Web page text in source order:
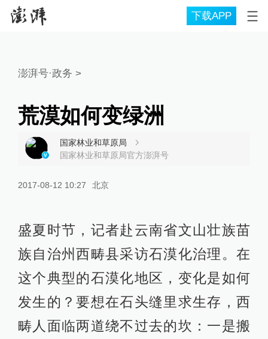
下载APP
澎湃号·政务 >
荒漠如何变绿洲
国家林业和草原局
国家林业和草原局官方澎湃号
2017-08-12 10:27 北京
盛夏时节，记者赴云南省文山壮族苗
族自治州西畴县采访石漠化治理。在
这个典型的石漠化地区，变化是如何
发生的？要想在石头缝里求生存，西
畴人面临两道绕不过去的坎：一是搬